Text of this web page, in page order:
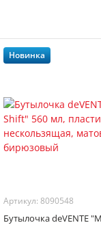
Новинка
Артикул: 8090548
Бутылочка deVENTE